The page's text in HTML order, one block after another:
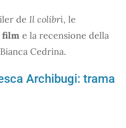
de Il colibrì, le
film e la recensione della
Cedrina.
Archibugi: trama